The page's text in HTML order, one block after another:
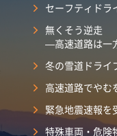
セーフティドラ
無くそう逆走
―高速道路は一
冬の雪道ドライ
高速道路でやむ
緊急地震速報を
特殊車両・危険